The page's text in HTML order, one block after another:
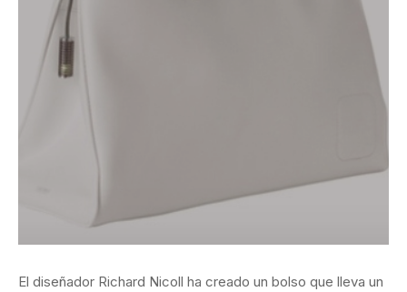
El diseñador Richard Nicoll ha creado un bolso que lleva un